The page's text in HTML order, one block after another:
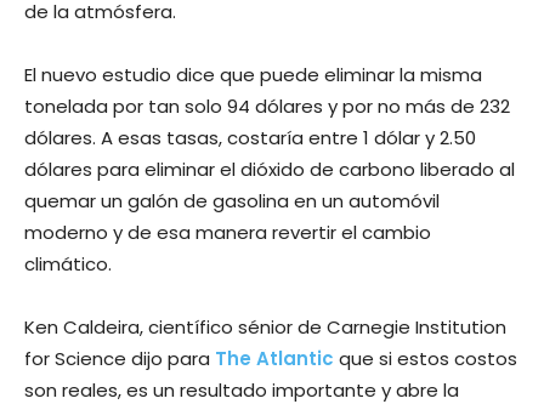
de la atmósfera.
El nuevo estudio dice que puede eliminar la misma
tonelada por tan solo 94 dólares y por no más de 232
dólares. A esas tasas, costaría entre 1 dólar y 2.50
dólares para eliminar el dióxido de carbono liberado al
quemar un galón de gasolina en un automóvil
moderno y de esa manera revertir el cambio
climático.
Ken Caldeira, científico sénior de Carnegie Institution
for Science dijo para The Atlantic que si estos costos
son reales, es un resultado importante y abre la